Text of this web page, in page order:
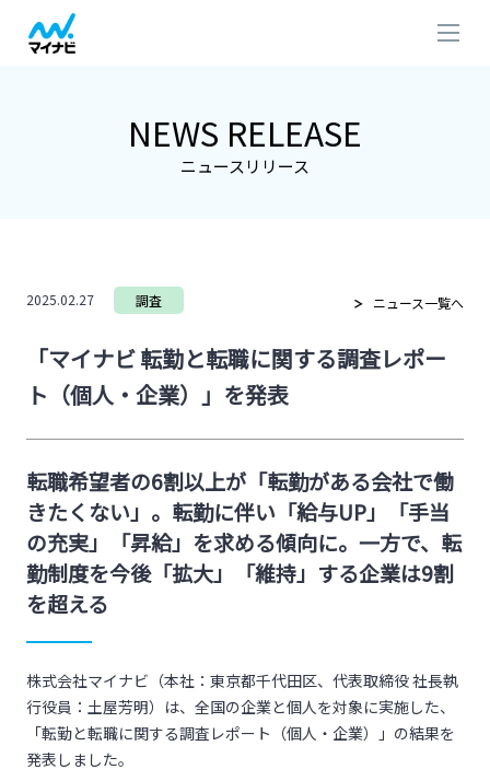
NEWS RELEASE
ニュースリリース
2025.02.27 調査 ニュース一覧へ
「マイナビ 転勤と転職に関する調査レポー
ト（個人・企業）」を発表
転職希望者の6割以上が「転勤がある会社で働
きたくない」。転勤に伴い「給与UP」「手当
の充実」「昇給」を求める傾向に。一方で、転
勤制度を今後「拡大」「維持」する企業は9割
を超える
株式会社マイナビ（本社：東京都千代田区、代表取締役 社長執
行役員：土屋芳明）は、全国の企業と個人を対象に実施した、
「転勤と転職に関する調査レポート（個人・企業）」の結果を
発表しました。